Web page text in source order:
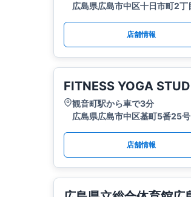
広島県広島市中区十日市町2
店舗情報
FITNESS YOGA
観音町駅から車で3分
広島県広島市中区基町5番25号
店舗情報